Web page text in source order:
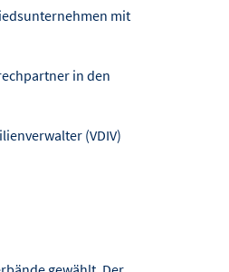
mit
in den
(VDIV)